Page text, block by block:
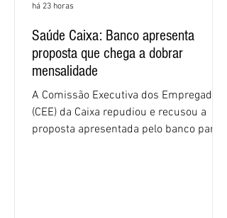
Saúde Caixa: Banco apresenta
proposta que chega a dobrar
mensalidade
A Comissão Executiva dos Empregados
(CEE) da Caixa repudiou e recusou a
proposta apresentada pelo banco para o
há 23 horas